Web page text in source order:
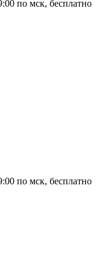
по мск, бесплатно
по мск, бесплатно